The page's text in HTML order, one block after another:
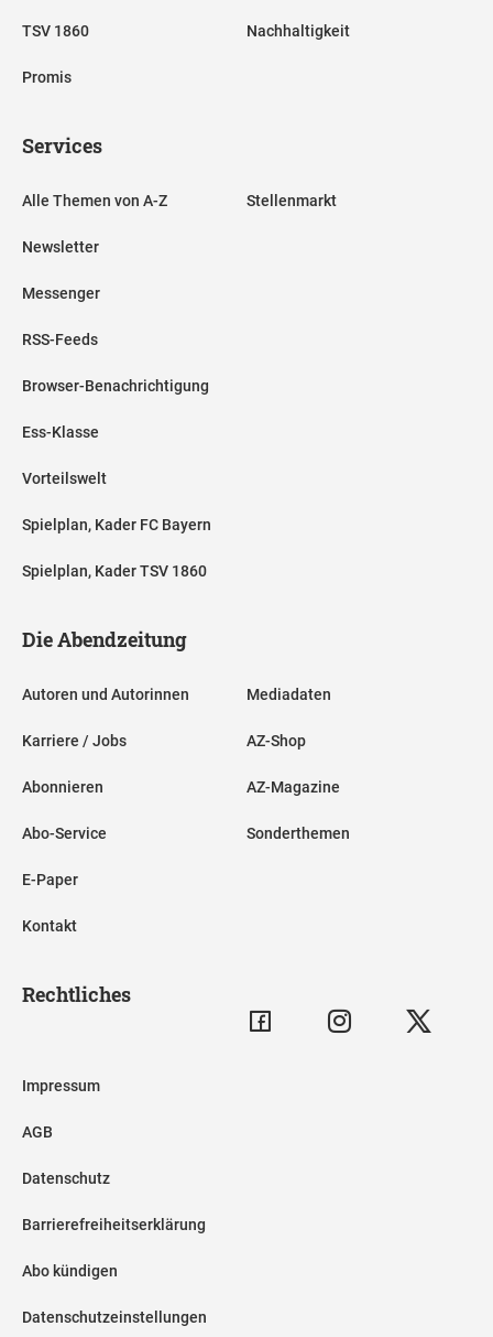
TSV 1860
Promis
Nachhaltigkeit
Services
Alle Themen von A-Z
Newsletter
Messenger
RSS-Feeds
Browser-Benachrichtigung
Ess-Klasse
Vorteilswelt
Spielplan, Kader FC Bayern
Spielplan, Kader TSV 1860
Stellenmarkt
Die Abendzeitung
Autoren und Autorinnen
Karriere / Jobs
Abonnieren
Abo-Service
E-Paper
Kontakt
Mediadaten
AZ-Shop
AZ-Magazine
Sonderthemen
Rechtliches
Impressum
AGB
Datenschutz
Barrierefreiheitserklärung
Abo kündigen
Datenschutzeinstellungen